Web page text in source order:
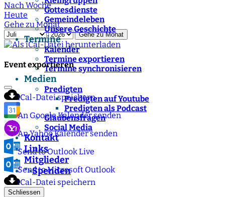
Gottesdienste
Gemeindeleben
Unsere Geschichte
Termine
Kalender
Termine exportieren
Termine synchronisieren
Medien
Predigten
Predigten auf Youtube
Predigten als Podcast
Glaubensfragen
Social Media
Kontakt
Links
Mitglieder
">Spenden
Nach Woche
Heute
Gehe zu Monat
Gehe zu Monat
Event exportieren
iCal-Datei speichern
An Google Kalender senden
An Yahoo Kalender senden
Send to Outlook Live
Send to Microsoft Outlook
iCal-Datei speichern
Schliessen